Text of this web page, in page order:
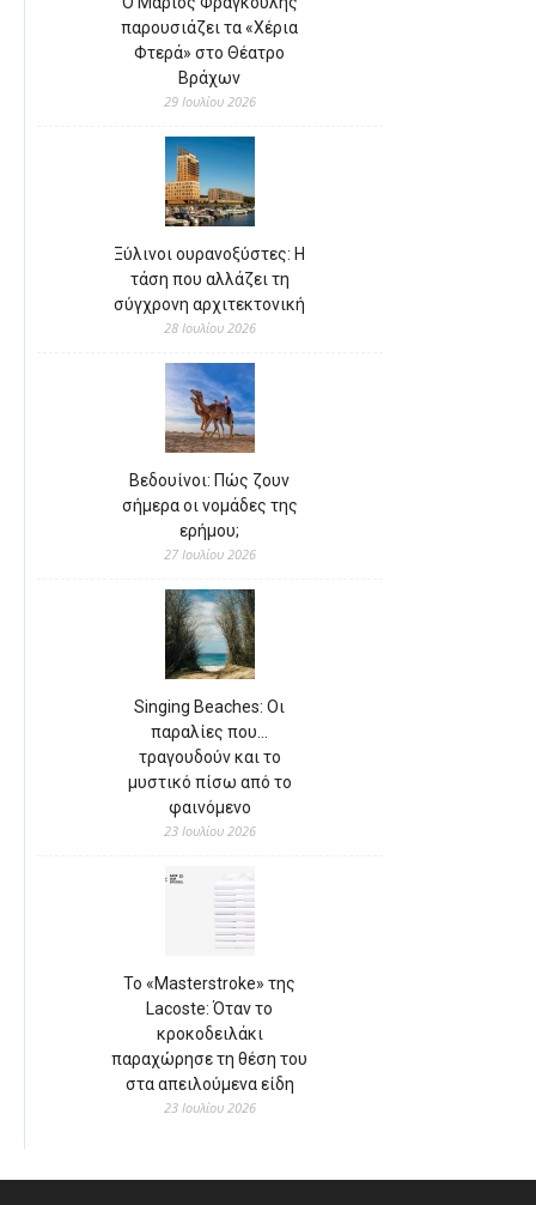
παρουσιάζει τα «Χέρια
Φτερά» στο Θέατρο
Βράχων
29 Ιουλίου 2026
Ξύλινοι ουρανοξύστες: Η
τάση που αλλάζει τη
σύγχρονη αρχιτεκτονική
28 Ιουλίου 2026
Βεδουίνοι: Πώς ζουν
σήμερα οι νομάδες της
ερήμου;
27 Ιουλίου 2026
Singing Beaches: Οι
παραλίες που…
τραγουδούν και το
μυστικό πίσω από το
φαινόμενο
23 Ιουλίου 2026
Το «Masterstroke» της
Lacoste: Όταν το
κροκοδειλάκι
παραχώρησε τη θέση του
στα απειλούμενα είδη
23 Ιουλίου 2026